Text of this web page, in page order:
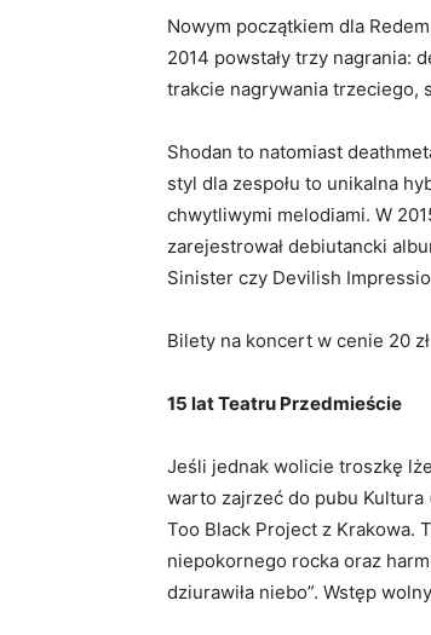
Nowym początkiem dla
2014 powstały trzy nagrania:
trakcie nagrywania trzeciego,
Shodan to natomiast
styl dla zespołu to unikalna
chwytliwymi melodiami. W
zarejestrował debiutancki
Sinister czy Devilish
Bilety na koncert w cenie 20
15 lat Teatru Przedmieście
Jeśli jednak wolicie troszkę
warto zajrzeć do pubu Kultura
Too Black Project z Krakowa.
niepokornego rocka oraz
dziurawiła niebo”. Wstęp